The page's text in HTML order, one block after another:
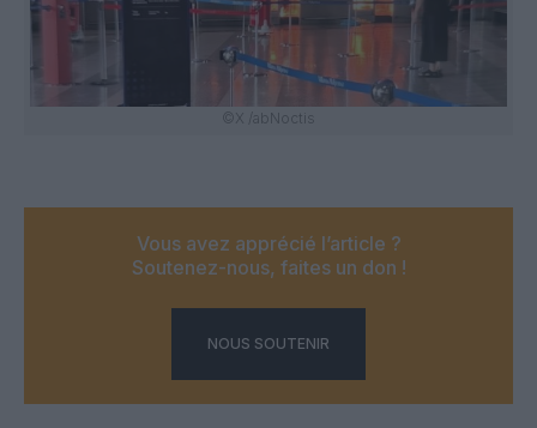
©X /abNoctis
Vous avez apprécié l’article ?
Soutenez-nous, faites un don !
NOUS SOUTENIR